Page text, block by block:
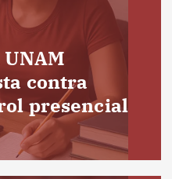
contra
presencial